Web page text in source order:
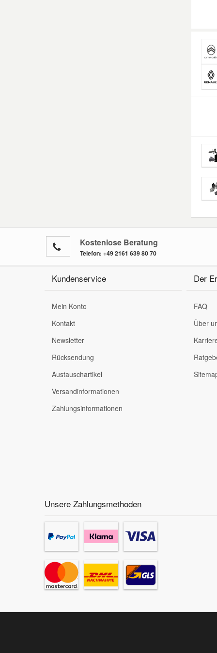
Kostenlose Beratung
Telefon: +49 2161 639 80 70
Kundenservice
Mein Konto
Kontakt
Newsletter
Rücksendung
Austauschartikel
Versandinformationen
Zahlungsinformationen
Der
FAQ
Über
Unsere Zahlungsmethoden